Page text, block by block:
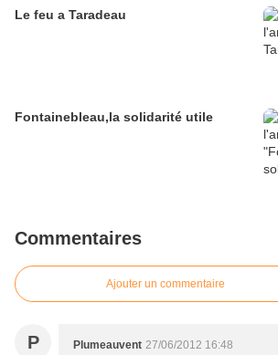
Le feu a Taradeau
Fontainebleau,la solidarité utile
Commentaires
Ajouter un commentaire
P Plumeauvent 27/06/2012 16:48